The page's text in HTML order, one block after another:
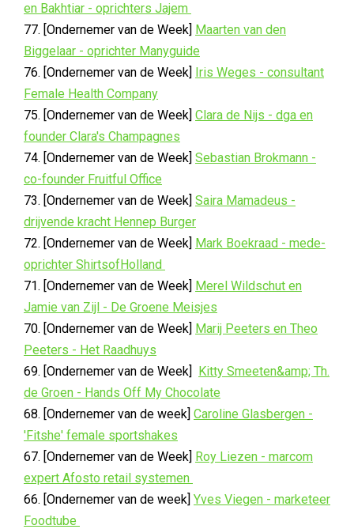
en Bakhtiar - oprichters Jajem
77. [Ondernemer van de Week] Maarten van den
Biggelaar - oprichter Manyguide
76. [Ondernemer van de Week] Iris Weges - consultant
Female Health Company
75. [Ondernemer van de Week] Clara de Nijs - dga en
founder Clara's Champagnes
74. [Ondernemer van de Week] Sebastian Brokmann -
co-founder Fruitful Office
73. [Ondernemer van de Week] Saira Mamadeus -
drijvende kracht Hennep Burger
72. [Ondernemer van de Week] Mark Boekraad - mede-
oprichter ShirtsofHolland
71. [Ondernemer van de Week] Merel Wildschut en
Jamie van Zijl - De Groene Meisjes
70. [Ondernemer van de Week] Marij Peeters en Theo
Peeters - Het Raadhuys
69. [Ondernemer van de Week] Kitty Smeeten&amp; Th.
de Groen - Hands Off My Chocolate
68. [Ondernemer van de week] Caroline Glasbergen -
'Fitshe' female sportshakes
67. [Ondernemer van de Week] Roy Liezen - marcom
expert Afosto retail systemen
66. [Ondernemer van de week] Yves Viegen - marketeer
Foodtube